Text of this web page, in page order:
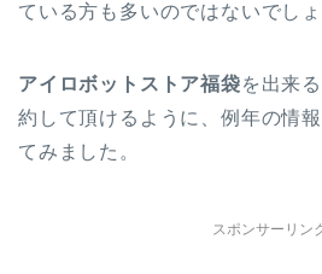
ている方も多いのではないでしょ
アイロボットストア福袋を出来
約して頂けるように、例年の情
てみました。
スポンサーリン